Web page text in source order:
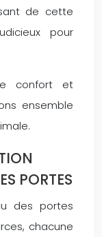
de cette
pour
confort et
ensemble
PORTES
des portes
chacune